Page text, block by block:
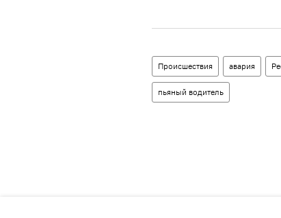
Происшествия авария
пьяный водитель